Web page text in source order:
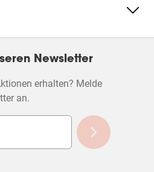
Newsletter
erhalten? Melde
an.